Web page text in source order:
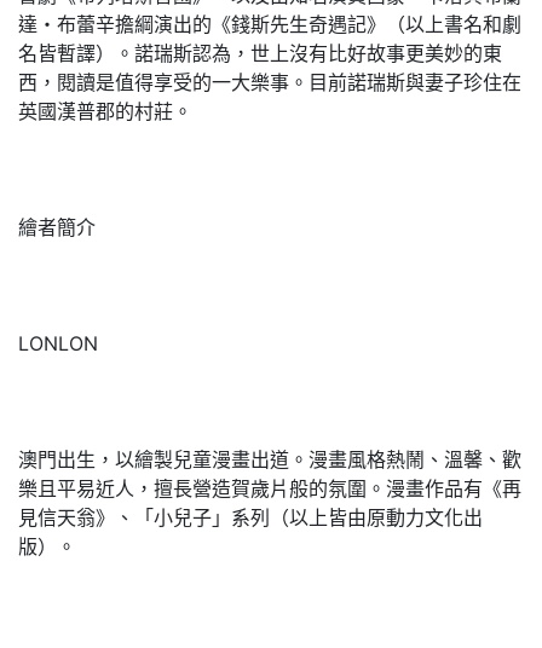
達・布蕾辛擔綱演出的《錢斯先生奇遇記》（以上書名和劇
名皆暫譯）。諾瑞斯認為，世上沒有比好故事更美妙的東
西，閱讀是值得享受的一大樂事。目前諾瑞斯與妻子珍住在
英國漢普郡的村莊。
繪者簡介
LONLON
澳門出生，以繪製兒童漫畫出道。漫畫風格熱鬧、溫馨、歡
樂且平易近人，擅長營造賀歲片般的氛圍。漫畫作品有《再
見信天翁》、「小兒子」系列（以上皆由原動力文化出
版）。